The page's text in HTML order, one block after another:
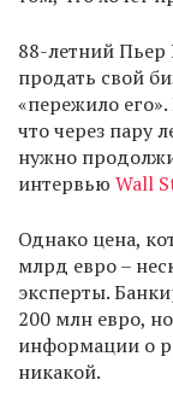
88-летний Пьер
продать свой
«пережило
что через пару
нужно
интервью Wall
Однако цена,
млрд евро –
эксперты.
200 млн евро,
информации о
никакой.